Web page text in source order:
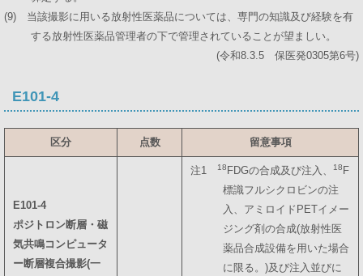
(9) 当該撮影に用いる放射性医薬品については、専門の知識及び経験を有
する放射性医薬品管理者の下で管理されていることが望ましい。
(令和8.3.5 保医発0305第6号)
E101-4
区分 点数 留意事項
E101-4
ポジトロン断層・磁
気共鳴コンピュータ
ー断層複合撮影(一
注1 18 FDGの合成及び注入、 18 F
標識フルシクロビンの注
入、アミロイドPETイメー
ジング剤の合成(放射性医
薬品合成設備を用いた場合
に限る。)及び注入並びに